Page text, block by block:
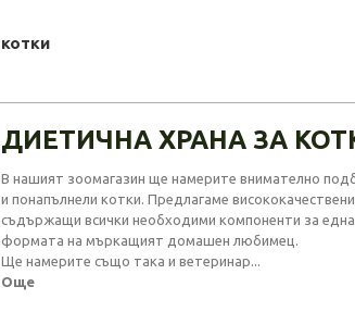
ДИЕТИЧНА ХРАНА ЗА
В нашият зоомагазин ще намерите внимателно
и понапълнели котки. Предлагаме
съдържащи всички необходими компоненти за
формата на мъркащият домашен любимец.
Ще намерите също така и ветеринар...
Още